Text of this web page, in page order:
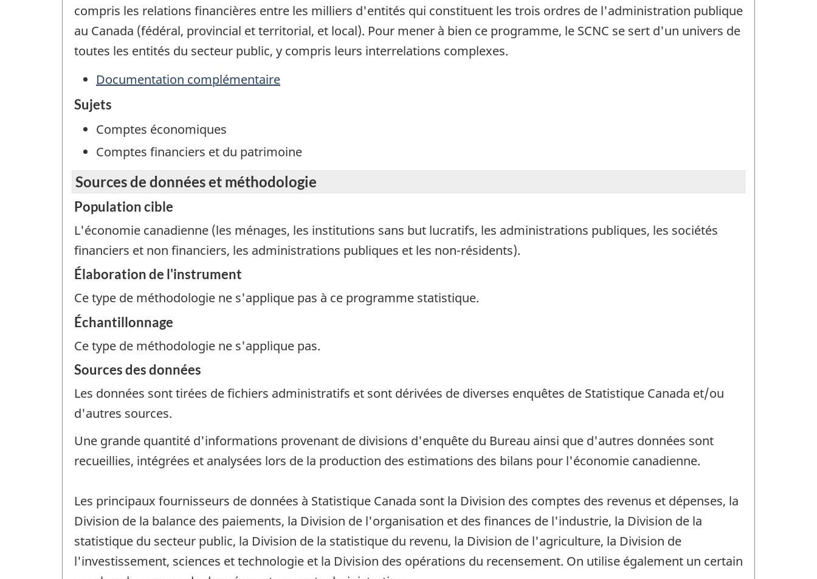
compris les relations financières entre les milliers d'entités qui constituent les trois ordres de l'administration publique
au Canada (fédéral, provincial et territorial, et local). Pour mener à bien ce programme, le SCNC se sert d'un univers de
toutes les entités du secteur public, y compris leurs interrelations complexes.
Documentation complémentaire
Sujets
Comptes économiques
Comptes financiers et du patrimoine
Sources de données et méthodologie
Population cible
L'économie canadienne (les ménages, les institutions sans but lucratifs, les administrations publiques, les sociétés
financiers et non financiers, les administrations publiques et les non-résidents).
Élaboration de l'instrument
Ce type de méthodologie ne s'applique pas à ce programme statistique.
Échantillonnage
Ce type de méthodologie ne s'applique pas.
Sources des données
Les données sont tirées de fichiers administratifs et sont dérivées de diverses enquêtes de Statistique Canada et/ou
d'autres sources.
Une grande quantité d'informations provenant de divisions d'enquête du Bureau ainsi que d'autres données sont
recueillies, intégrées et analysées lors de la production des estimations des bilans pour l'économie canadienne.
Les principaux fournisseurs de données à Statistique Canada sont la Division des comptes des revenus et dépenses, la
Division de la balance des paiements, la Division de l'organisation et des finances de l'industrie, la Division de la
statistique du secteur public, la Division de la statistique du revenu, la Division de l'agriculture, la Division de
l'investissement, sciences et technologie et la Division des opérations du recensement. On utilise également un certain